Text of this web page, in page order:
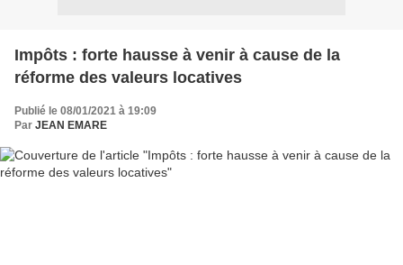
Impôts : forte hausse à venir à cause de la
réforme des valeurs locatives
Publié le 08/01/2021 à 19:09
Par JEAN EMARE